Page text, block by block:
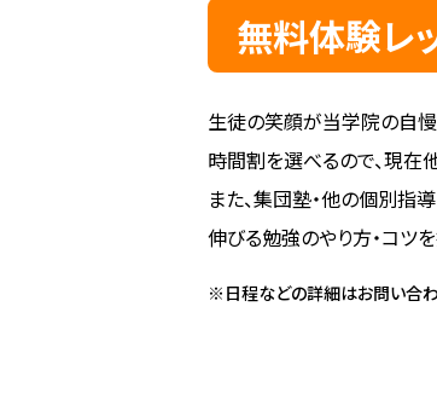
無料体験レ
生徒の笑顔が当学院の自慢
時間割を選べるので、現在
また、集団塾・他の個別指
伸びる勉強のやり方・コツを
※日程などの詳細はお問い合わ